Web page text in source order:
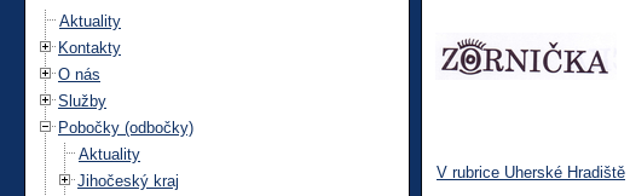
Aktuality
Kontakty
O nás
Služby
Pobočky (odbočky)
Aktuality
Jihočeský kraj
V rubrice Uherské Hradiště